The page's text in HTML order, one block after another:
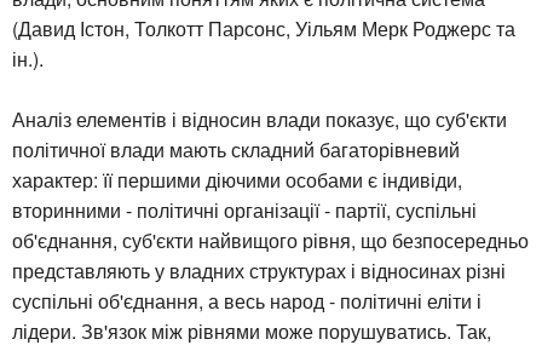
(Давид Істон, Толкотт Парсонс, Уільям Мерк Роджерс та
ін.).
Аналіз елементів і відносин влади показує, що суб'єкти
політичної влади мають складний багаторівневий
характер: її першими діючими особами є індивіди,
вторинними - політичні організації - партії, суспільні
об'єднання, суб'єкти найвищого рівня, що безпосередньо
представляють у владних структурах і відносинах різні
суспільні об'єднання, а весь народ - політичні еліти і
лідери. Зв'язок між рівнями може порушуватись. Так,